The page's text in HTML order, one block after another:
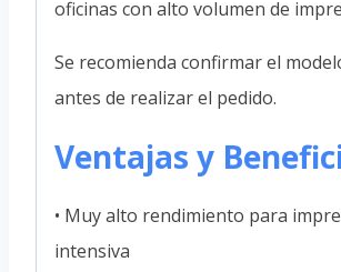
oficinas con alto volumen de
Se recomienda confirmar el
antes de realizar el pedido.
Ventajas y
• Muy alto rendimiento para
intensiva